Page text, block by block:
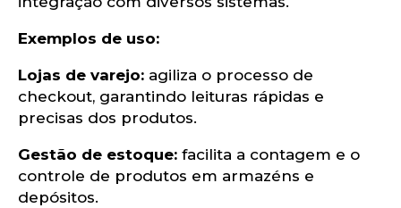
Exemplos de uso:
Lojas de varejo: agiliza o processo de
checkout, garantindo leituras rápidas e
precisas dos produtos.​
Gestão de estoque: facilita a contagem e o
controle de produtos em armazéns e
depósitos.​